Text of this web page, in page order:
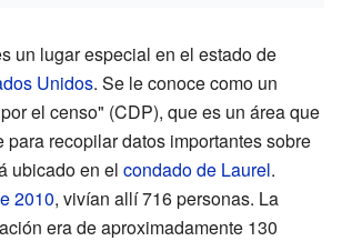
un lugar especial en el estado de
Unidos. Se le conoce como un
el censo" (CDP), que es un área que
para recopilar datos importantes sobre
ubicado en el condado de Laurel.
2010, vivían allí 716 personas. La
era de aproximadamente 130